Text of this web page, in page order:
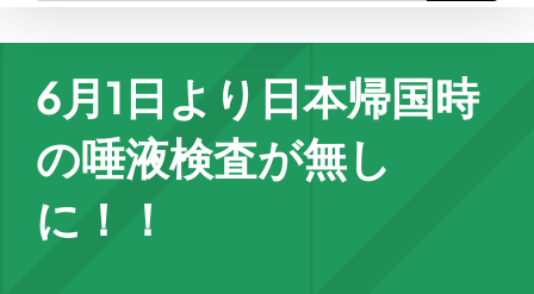
索
6月1日より日本帰国時
の唾液検査が無し
に！！